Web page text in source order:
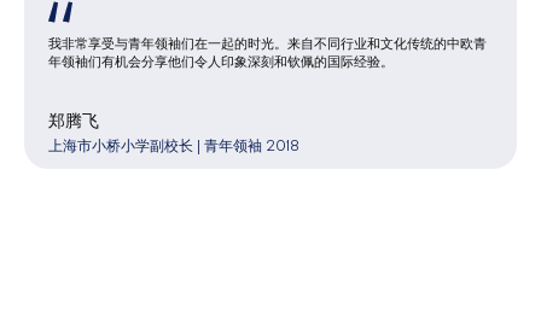
我非常享受与青年领袖们在一起的时光。来自不同行业和文化传统的中欧青
年领袖们有机会分享他们令人印象深刻和钦佩的国际经验。
郑腾飞
上海市小桥小学副校长 | 青年领袖 2018